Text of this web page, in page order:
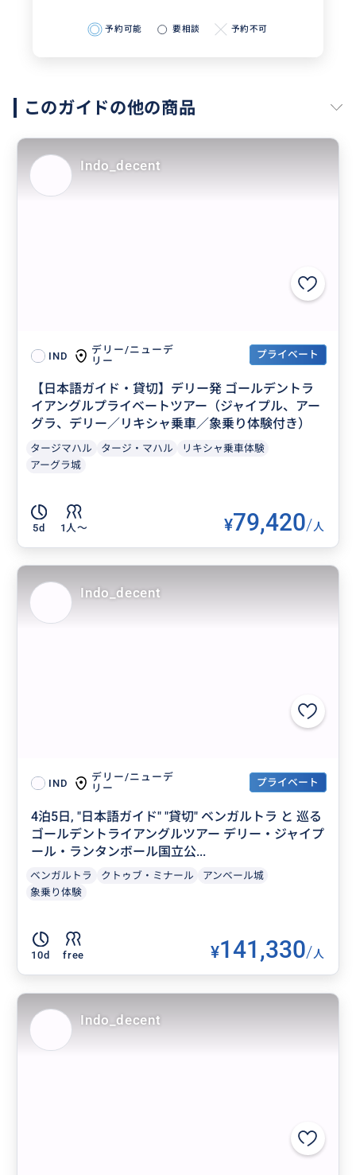
予約可能 要相談 予約不可
このガイドの他の商品
IND
デリー/ニューデ
リー
プライベート
【日本語ガイド・貸切】デリー発 ゴールデントラ
イアングルプライベートツアー（ジャイプル、アー
グラ、デリー／リキシャ乗車／象乗り体験付き）
タージマハル タージ・マハル
リキシャ乗車体験
アーグラ城
5d 1人〜 ¥79,420/人
Indo_decent
IND
デリー/ニューデ
リー
プライベート
4泊5日, "日本語ガイド" "貸切" ベンガルトラ と 巡る
ゴールデントライアングルツアー デリー・ジャイプ
ール・ランタンボール国立公...
ベンガルトラ クトゥブ・ミナール
アンベール城
象乗り体験
10d free ¥141,330/人
Indo_decent
Indo_decent